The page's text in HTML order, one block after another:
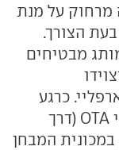
מרחוק על מנת
הצורך.
מבטיחים
כרגע
התהליך עדיין בביצוע בעזרת עדכוני OTA (דרך
המבחן